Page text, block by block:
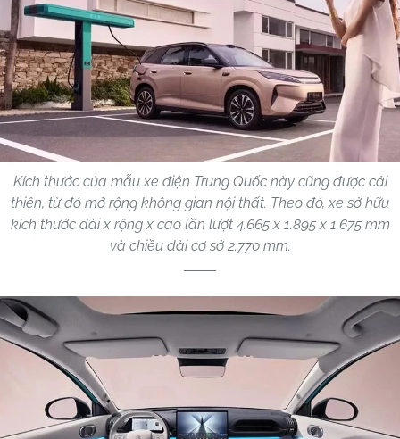
Kích thước của mẫu xe điện Trung Quốc này cũng được cải
thiện, từ đó mở rộng không gian nội thất. Theo đó, xe sở hữu
kích thước dài x rộng x cao lần lượt 4.665 x 1.895 x 1.675 mm
và chiều dài cơ sở 2.770 mm.